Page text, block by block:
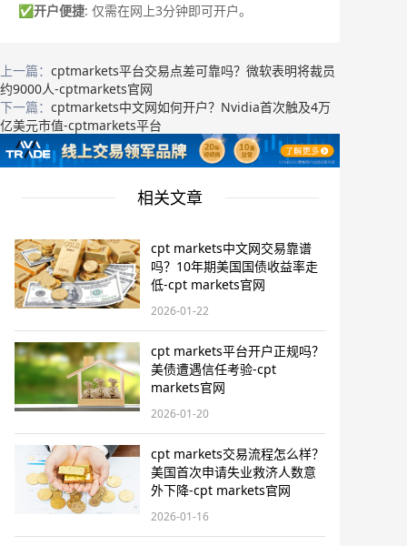
✅开户便捷: 仅需在网上3分钟即可开户。
上一篇： cptmarkets平台交易点差可靠吗？微软表明将裁员
约9000人-cptmarkets官网
下一篇： cptmarkets中文网如何开户？Nvidia首次触及4万
亿美元市值-cptmarkets平台
相关文章
cpt markets中文网交易靠谱
吗？10年期美国国债收益率走
低-cpt markets官网
2026-01-22
cpt markets平台开户正规吗？
美债遭遇信任考验-cpt
markets官网
2026-01-20
cpt markets交易流程怎么样？
美国首次申请失业救济人数意
外下降-cpt markets官网
2026-01-16